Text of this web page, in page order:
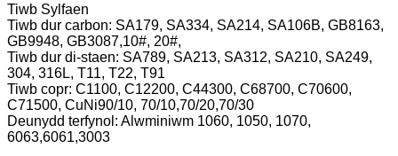
Tiwb Sylfaen
Tiwb dur carbon: SA179, SA334, SA214, SA106B, GB8163,
GB9948, GB3087,10#, 20#,
Tiwb dur di-staen: SA789, SA213, SA312, SA210, SA249,
304, 316L, T11, T22, T91
Tiwb copr: C1100, C12200, C44300, C68700, C70600,
C71500, CuNi90/10, 70/10,70/20,70/30
Deunydd terfynol: Alwminiwm 1060, 1050, 1070,
6063,6061,3003